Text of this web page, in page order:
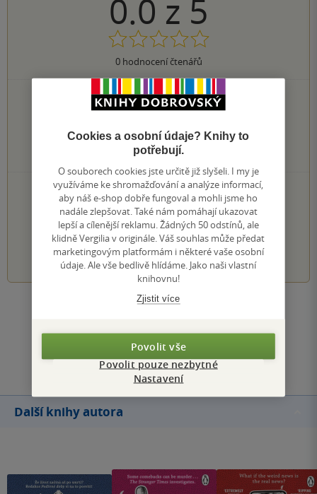
0.0 z 5
0hodnocení čtenářů
0×
5 hvězdiček
0×
4 hvězdičky
3 hvězdičky
0×
2 hvězdičky
0×
1 hvezdička
PŘIDEJTE SVÉ HODNOCENÍ KNIHY
Hodnocení našich knihkupců: 0.0 z 5
1 2 3 4 5
Přidat hodnocení
Další knihy autora
Cookies a osobní údaje? Knihy to
potřebují.
O souborech cookies jste určitě již slyšeli. I my je
využíváme ke shromažďování a analýze informací,
aby náš e-shop dobře fungoval a mohli jsme ho
nadále zlepšovat. Také nám pomáhají ukazovat
lepší a cílenější reklamu. Žádných 50 odstínů, ale
klidně Vergilia v originále. Váš souhlas může předat
marketingovým platformám i některé vaše osobní
údaje. Ale vše bedlivě hlídáme. Jako naši vlastní
knihovnu!
Zjistit více
Povolit vše
Povolit pouze nezbytné
Nastavení